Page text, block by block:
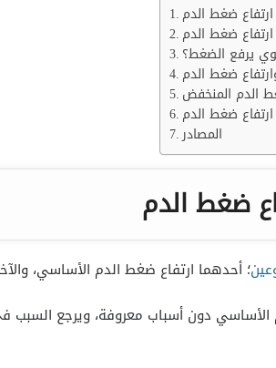
ضغط الدم
ضغط الدم
يرفع الضغط؟
ضغط الدم
الدم المنخفض
ضغط الدم
المصادر
ضغط الدم
؛ أحدهما ارتفاع ضغط الدم الأساسي،
دون أسباب معروفة، ويرجع السبب